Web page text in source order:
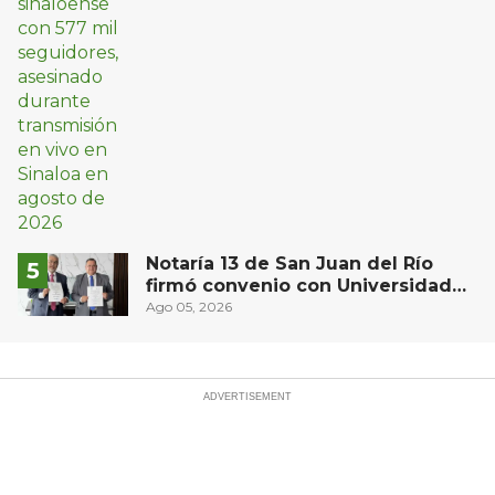
Notaría 13 de San Juan del Río
firmó convenio con Universidad
del Bajío para recibir estudiantes
Ago 05, 2026